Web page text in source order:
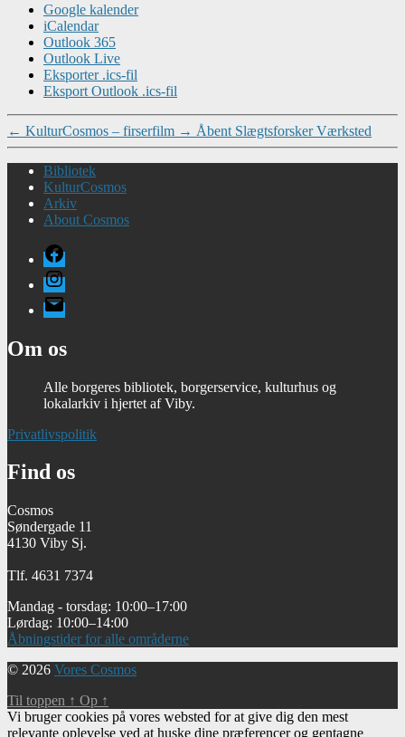
Google kalender
iCalendar
Outlook 365
Outlook Live
Eksporter .ics-fil
Eksport Outlook .ics-fil
← KulturCosmos – firserfilm → Åbent Slægtsforsker Værksted
Bibliotek
KulturCosmos
Arkiv
About Cosmos
Facebook
Instagram
E-
mail
Om os
Alle borgeres bibliotek, borgerservice, kulturhus og
lokalarkiv i hjertet af Viby.
Privatlivspolitik
Find os
Cosmos
Søndergade 11
4130 Viby Sj.
Tlf. 4631 7374
Mandag - torsdag: 10:00–17:00
Lørdag: 10:00–14:00
Åbningstider for alle områderne
© 2026 Vores Cosmos
Til toppen ↑ Op ↑
Vi bruger cookies på vores websted for at give dig den mest
relevante oplevelse ved at huske dine præferencer og gentagne